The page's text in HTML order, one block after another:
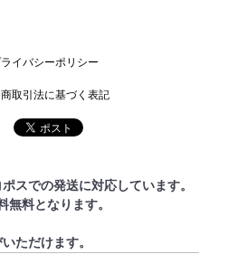
イバシーポリシー
取引法に基づく表記
スでの発送に対応しています。
無料となります。
ただけます。